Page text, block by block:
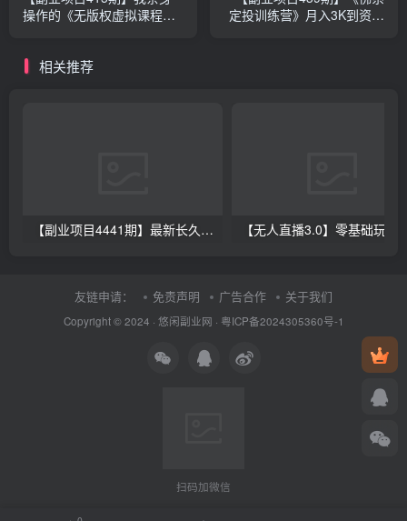
操作的《无版权虚拟课程项
定投训练营》月入3K到资产
相关推荐
【副业项目4441期】最新长久稳定暴利项目，运费险全新玩法，日赚1000（包含详细教程，全程指导）
友链申请： 免责声明 广告合作 关于我们
Copyright © 2024 · 悠闲副业网 · 粤ICP备2024305360号-1
扫码加微信